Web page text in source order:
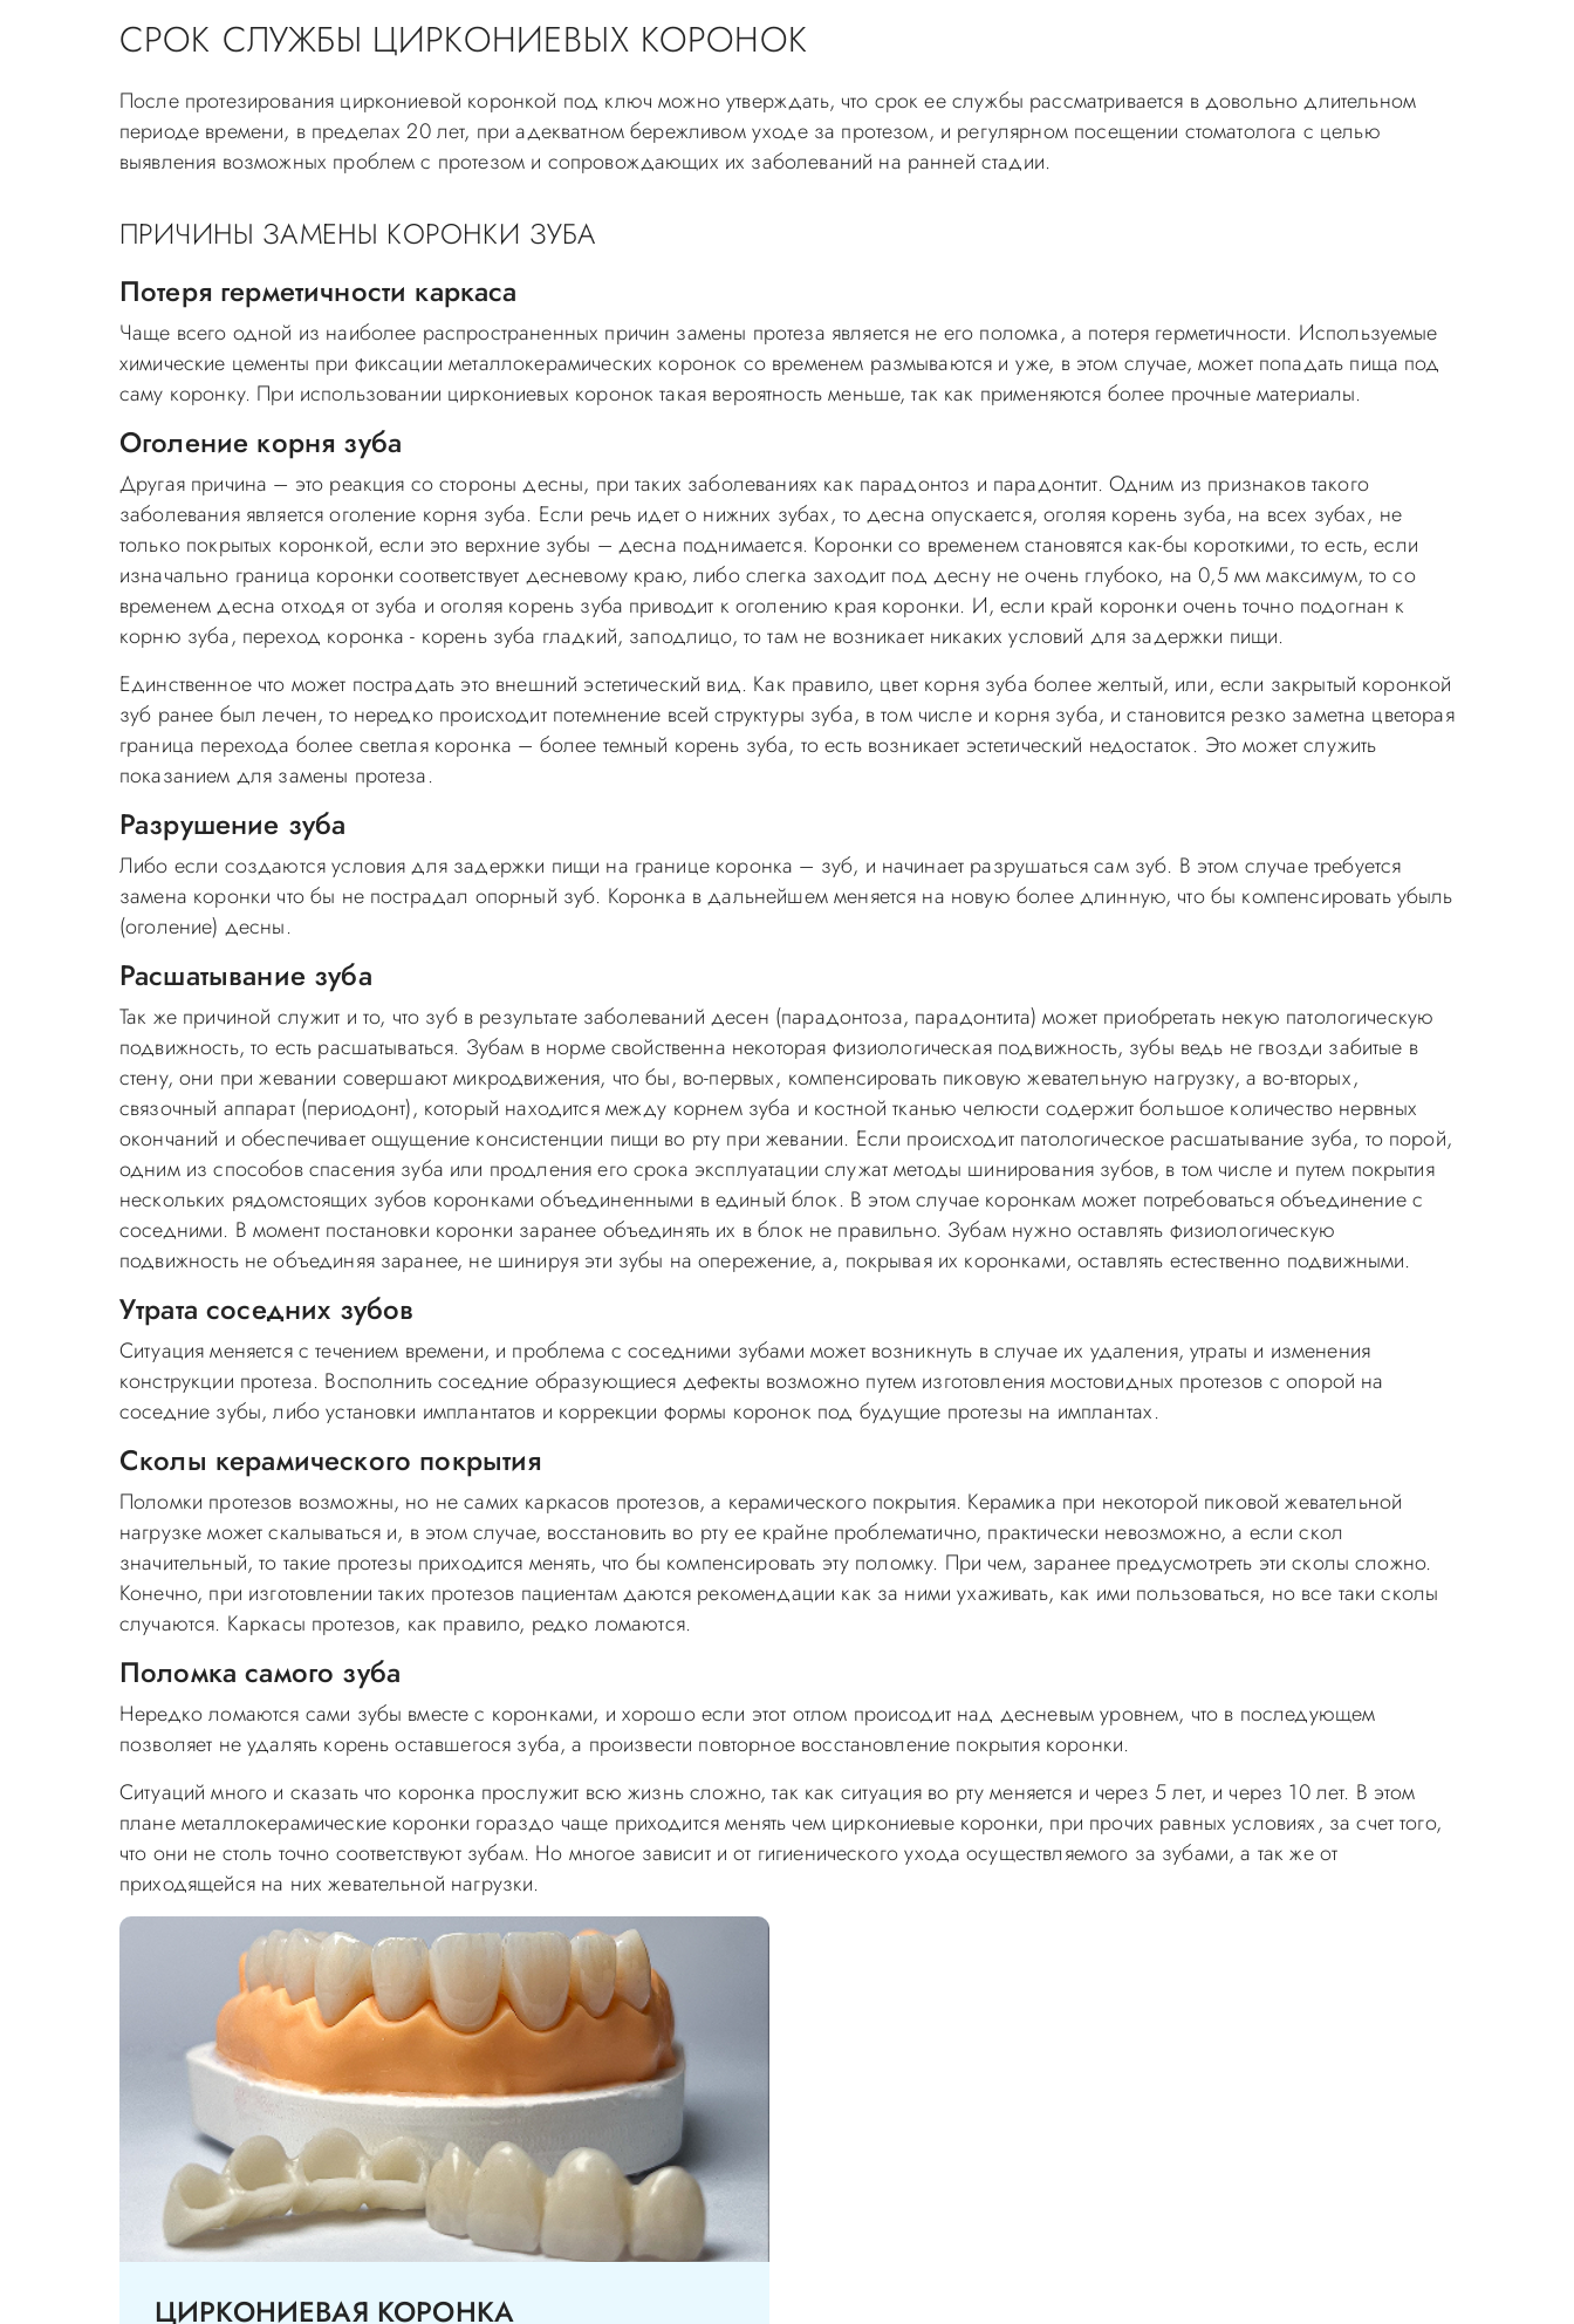
СРОК СЛУЖБЫ ЦИРКОНИЕВЫХ КОРОНОК
После протезирования циркониевой коронкой под ключ можно утверждать, что срок ее службы рассматривается в довольно длительном
периоде времени, в пределах 20 лет, при адекватном бережливом уходе за протезом, и регулярном посещении стоматолога с целью
выявления возможных проблем с протезом и сопровождающих их заболеваний на ранней стадии.
ПРИЧИНЫ ЗАМЕНЫ КОРОНКИ ЗУБА
Потеря герметичности каркаса
Чаще всего одной из наиболее распространенных причин замены протеза является не его поломка, а потеря герметичности. Используемые
химические цементы при фиксации металлокерамических коронок со временем размываются и уже, в этом случае, может попадать пища под
саму коронку. При использовании циркониевых коронок такая вероятность меньше, так как применяются более прочные материалы.
Оголение корня зуба
Другая причина – это реакция со стороны десны, при таких заболеваниях как парадонтоз и парадонтит. Одним из признаков такого
заболевания является оголение корня зуба. Если речь идет о нижних зубах, то десна опускается, оголяя корень зуба, на всех зубах, не
только покрытых коронкой, если это верхние зубы – десна поднимается. Коронки со временем становятся как-бы короткими, то есть, если
изначально граница коронки соответствует десневому краю, либо слегка заходит под десну не очень глубоко, на 0,5 мм максимум, то со
временем десна отходя от зуба и оголяя корень зуба приводит к оголению края коронки. И, если край коронки очень точно подогнан к
корню зуба, переход коронка - корень зуба гладкий, заподлицо, то там не возникает никаких условий для задержки пищи.
Единственное что может пострадать это внешний эстетический вид. Как правило, цвет корня зуба более желтый, или, если закрытый коронкой
зуб ранее был лечен, то нередко происходит потемнение всей структуры зуба, в том числе и корня зуба, и становится резко заметна цветорая
граница перехода более светлая коронка – более темный корень зуба, то есть возникает эстетический недостаток. Это может служить
показанием для замены протеза.
Разрушение зуба
Либо если создаются условия для задержки пищи на границе коронка – зуб, и начинает разрушаться сам зуб. В этом случае требуется
замена коронки что бы не пострадал опорный зуб. Коронка в дальнейшем меняется на новую более длинную, что бы компенсировать убыль
(оголение) десны.
Расшатывание зуба
Так же причиной служит и то, что зуб в результате заболеваний десен (парадонтоза, парадонтита) может приобретать некую патологическую
подвижность, то есть расшатываться. Зубам в норме свойственна некоторая физиологическая подвижность, зубы ведь не гвозди забитые в
стену, они при жевании совершают микродвижения, что бы, во-первых, компенсировать пиковую жевательную нагрузку, а во-вторых,
связочный аппарат (периодонт), который находится между корнем зуба и костной тканью челюсти содержит большое количество нервных
окончаний и обеспечивает ощущение консистенции пищи во рту при жевании. Если происходит патологическое расшатывание зуба, то порой,
одним из способов спасения зуба или продления его срока эксплуатации служат методы шинирования зубов, в том числе и путем покрытия
нескольких рядомстоящих зубов коронками объединенными в единый блок. В этом случае коронкам может потребоваться объединение с
соседними. В момент постановки коронки заранее объединять их в блок не правильно. Зубам нужно оставлять физиологическую
подвижность не объединяя заранее, не шинируя эти зубы на опережение, а, покрывая их коронками, оставлять естественно подвижными.
Утрата соседних зубов
Ситуация меняется с течением времени, и проблема с соседними зубами может возникнуть в случае их удаления, утраты и изменения
конструкции протеза. Восполнить соседние образующиеся дефекты возможно путем изготовления мостовидных протезов с опорой на
соседние зубы, либо установки имплантатов и коррекции формы коронок под будущие протезы на имплантах.
Сколы керамического покрытия
Поломки протезов возможны, но не самих каркасов протезов, а керамического покрытия. Керамика при некоторой пиковой жевательной
нагрузке может скалываться и, в этом случае, восстановить во рту ее крайне проблематично, практически невозможно, а если скол
значительный, то такие протезы приходится менять, что бы компенсировать эту поломку. При чем, заранее предусмотреть эти сколы сложно.
Конечно, при изготовлении таких протезов пациентам даются рекомендации как за ними ухаживать, как ими пользоваться, но все таки сколы
случаются. Каркасы протезов, как правило, редко ломаются.
Поломка самого зуба
Нередко ломаются сами зубы вместе с коронками, и хорошо если этот отлом происодит над десневым уровнем, что в последующем
позволяет не удалять корень оставшегося зуба, а произвести повторное восстановление покрытия коронки.
Ситуаций много и сказать что коронка прослужит всю жизнь сложно, так как ситуация во рту меняется и через 5 лет, и через 10 лет. В этом
плане металлокерамические коронки гораздо чаще приходится менять чем циркониевые коронки, при прочих равных условиях, за счет того,
что они не столь точно соответствуют зубам. Но многое зависит и от гигиенического ухода осуществляемого за зубами, а так же от
приходящейся на них жевательной нагрузки.
ЦИРКОНИЕВАЯ КОРОНКА